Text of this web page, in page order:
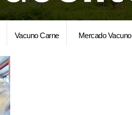
Vacuno Carne Mercado Vacuno